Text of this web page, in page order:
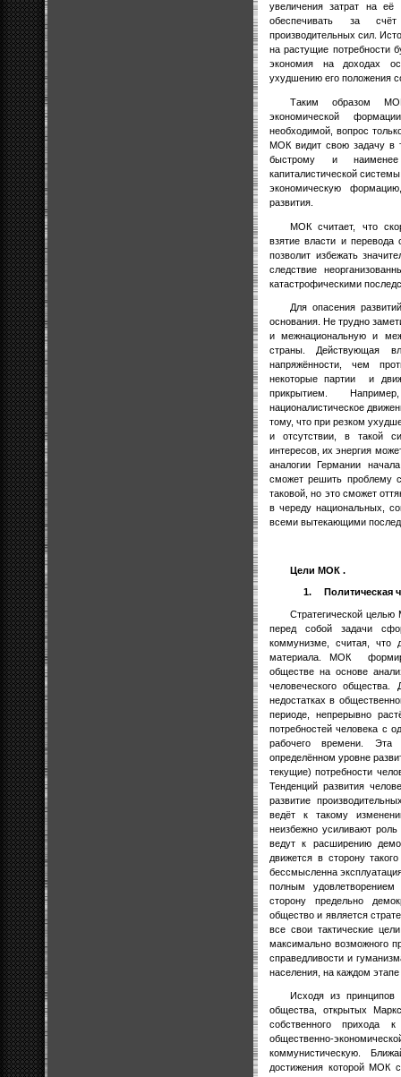
увеличения затрат на её
обеспечивать за
производительных сил.
на растущие потребности
экономия на доходах
ухудшению его положения
Таким образом
экономической
необходимой, вопрос
МОК видит свою задачу в
быстрому и наименее
капиталистической
экономическую
развития.
МОК считает, что
взятие власти и перевода
позволит избежать
следствие
катастрофическими
Для опасения
основания. Не трудно
и межнациональную и
страны. Действующая
напряжённости, чем
некоторые партии
и
прикрытием.
националистическое
тому, что при резком
и отсутствии, в такой
интересов, их энергия
аналогии Германии
сможет решить проблему
таковой, но это сможет
в череду национальных,
всеми вытекающими
Цели МОК .
1. Политическая
Стратегической
перед собой задачи
коммунизме, считая, что
материала. МОК
обществе на основе
человеческого
недостатках в
периоде, непрерывно
потребностей человека с
рабочего времени.
определённом уровне
текущие) потребности
Тенденций развития
развитие
ведёт к такому
неизбежно усиливают
ведут к расширению
движется в сторону
бессмысленна
полным
сторону предельно
общество и является
все свои тактические
максимально возможного
справедливости и
населения, на каждом этапе
Исходя из принципов
общества, открытых
собственного
общественно-
коммунистическую.
достижения которой МОК